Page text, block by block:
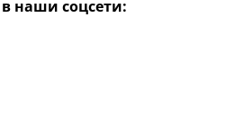
наши соцсети: